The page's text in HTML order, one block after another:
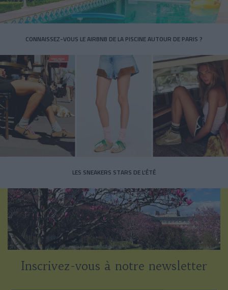
CONNAISSEZ-VOUS LE AIRBNB DE LA PISCINE AUTOUR DE PARIS ?
LES SNEAKERS STARS DE L’ÉTÉ
Inscrivez-vous à notre newsletter